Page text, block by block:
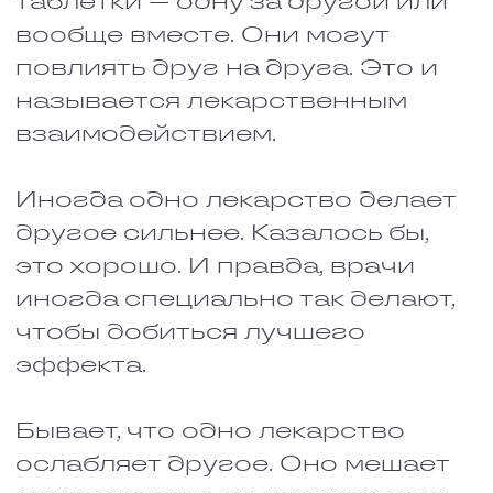
Помните: даже витамины, травы
и продукты могут повлиять на
серьёзные препараты.
Например, зверобой ослабляет
действие антидепрессантов и
действие многих сердечных
лекарств, что может привести к
передозировке. Будьте начеку.
ВИДЫ
ЛЕКАРСТВЕННОГО
ВЗАИМОДЕЙСТВИЯ
взаимодействия препаратов.
Они работают по-разному.